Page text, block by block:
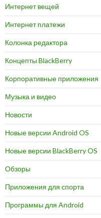
Интернет вещей
Интернет платежи
Колонка редактора
Концепты BlackBerry
Корпоративные приложения
Музыка и видео
Новости
Новые версии Android OS
Новые версии BlackBerry OS
Обзоры
Приложения для спорта
Программы для Android